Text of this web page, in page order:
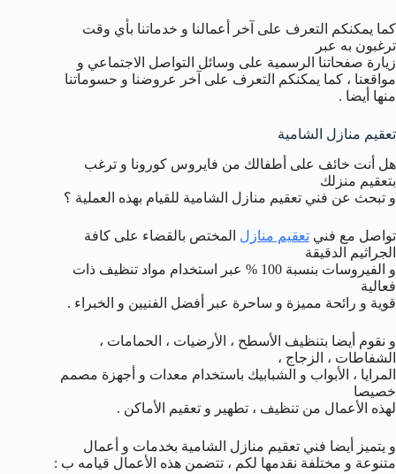
كما يمكنكم التعرف على آخر أعمالنا و خدماتنا بأي وقت
ترغبون به عبر
زيارة صفحاتنا الرسمية على وسائل التواصل الاجتماعي و
مواقعنا ، كما يمكنكم التعرف على آخر عروضنا و حسوماتنا
منها أيضا .
تعقيم منازل الشامية
هل أنت خائف على أطفالك من فايروس كورونا و ترغب
بتعقيم منزلك
و تبحث عن فني تعقيم منازل الشامية للقيام بهذه العملية ؟
تواصل مع فني تعقيم منازل المختص بالقضاء على كافة
الجراثيم الدقيقة
و الفيروسات بنسبة 100 % عبر استخدام مواد تنظيف ذات
فعالية
قوية و رائحة مميزة و ساحرة عبر أفضل الفنيين و الخبراء .
و نقوم أيضا بتنظيف الأسطح ، الأرضيات ، الحمامات ،
الشفاطات ، الزجاج ،
المرايا ، الأبواب و الشبابيك باستخدام معدات و أجهزة مصمم
خصيصا
لهذه الأعمال من تنظيف ، تطهير و تعقيم الأماكن .
و يتميز أيضا فني تعقيم منازل الشامية بخدمات و أعمال
متنوعة و مختلفة نقدمها لكم ، تتضمن هذه الأعمال قيامه ب :